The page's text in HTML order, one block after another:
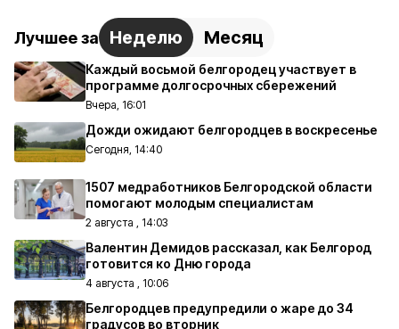
Лучшее за Неделю Месяц
Каждый восьмой белгородец участвует в
программе долгосрочных сбережений
Вчера, 16:01
Дожди ожидают белгородцев в воскресенье
Сегодня, 14:40
1507 медработников Белгородской области
помогают молодым специалистам
2 августа , 14:03
Валентин Демидов рассказал, как Белгород
готовится ко Дню города
4 августа , 10:06
Белгородцев предупредили о жаре до 34
градусов во вторник